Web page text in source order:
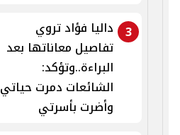
3 داليا فؤاد تروي
تفاصيل معاناتها بعد
البراءة..وتؤكد:
الشائعات دمرت حياتي
وأضرت بأسرتي